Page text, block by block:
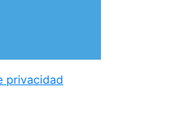
privacidad